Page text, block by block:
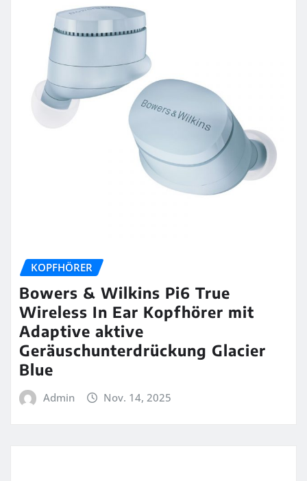
KOPFHÖRER
Bowers & Wilkins Pi6 True
Wireless In Ear Kopfhörer mit
Adaptive aktive
Geräuschunterdrückung Glacier
Blue
Admin Nov. 14, 2025